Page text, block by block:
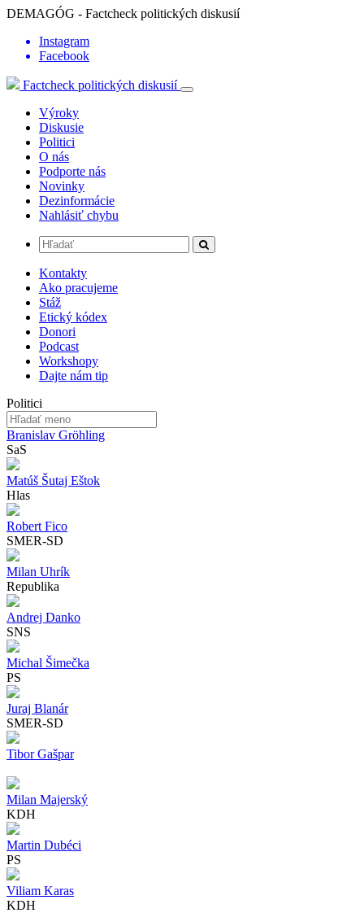
DEMAGÓG - Factcheck politických diskusií
Instagram
Facebook
Factcheck politických diskusií
Výroky
Diskusie
Politici
O nás
Podporte nás
Novinky
Dezinformácie
Nahlásiť chybu
Kontakty
Ako pracujeme
Stáž
Etický kódex
Donori
Podcast
Workshopy
Dajte nám tip
Politici
Branislav Gröhling
SaS
Matúš Šutaj Eštok
Hlas
Robert Fico
SMER-SD
Milan Uhrík
Republika
Andrej Danko
SNS
Michal Šimečka
PS
Juraj Blanár
SMER-SD
Tibor Gašpar
Milan Majerský
KDH
Martin Dubéci
PS
Viliam Karas
KDH